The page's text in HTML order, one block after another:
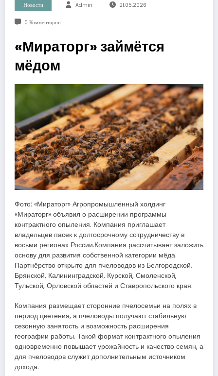
Новости Admin 21.05.2026
0 Комментарии
«Мираторг» займётся
мёдом
Фото: «Мираторг» Агропромышленный холдинг
«Мираторг» объявил о расширении программы
контрактного опыления. Компания приглашает
владельцев пасек к долгосрочному сотрудничеству в
восьми регионах России.Компания рассчитывает заложить
основу для развития собственной категории мёда.
Партнёрство открыто для пчеловодов из Белгородской,
Брянской, Калининградской, Курской, Смоленской,
Тульской, Орловской областей и Ставропольского края.
Компания размещает сторонние пчелосемьи на полях в
период цветения, а пчеловоды получают стабильную
сезонную занятость и возможность расширения
географии работы. Такой формат контрактного опыления
одновременно повышает урожайность и качество семян, а
для пчеловодов служит дополнительным источником
дохода.